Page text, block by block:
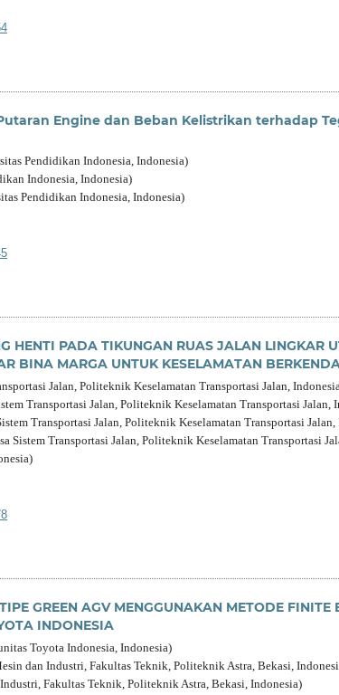
Engine dan Beban Kelistrikan terhadap
Pendidikan Indonesia, Indonesia)
Indonesia, Indonesia)
Pendidikan Indonesia, Indonesia)
HENTI PADA TIKUNGAN RUAS JALAN LINGKAR
BINA MARGA UNTUK KESELAMATAN
Jalan, Politeknik Keselamatan Transportasi Jalan,
Transportasi Jalan, Politeknik Keselamatan Transportasi Jalan,
Transportasi Jalan, Politeknik Keselamatan Transportasi Jalan,
Sistem Transportasi Jalan, Politeknik Keselamatan Transportasi
GREEN AGV MENGGUNAKAN METODE FINITE
INDONESIA
Toyota Indonesia, Indonesia)
dan Industri, Fakultas Teknik, Politeknik Astra, Bekasi,
Fakultas Teknik, Politeknik Astra, Bekasi, Indonesia)